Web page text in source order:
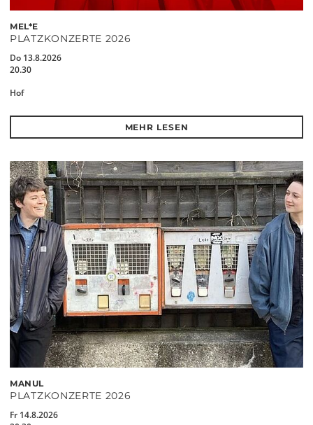
MEL*E
PLATZKONZERTE 2026
Do 13.8.2026
20.30
Hof
MEHR LESEN
MANUL
PLATZKONZERTE 2026
Fr 14.8.2026